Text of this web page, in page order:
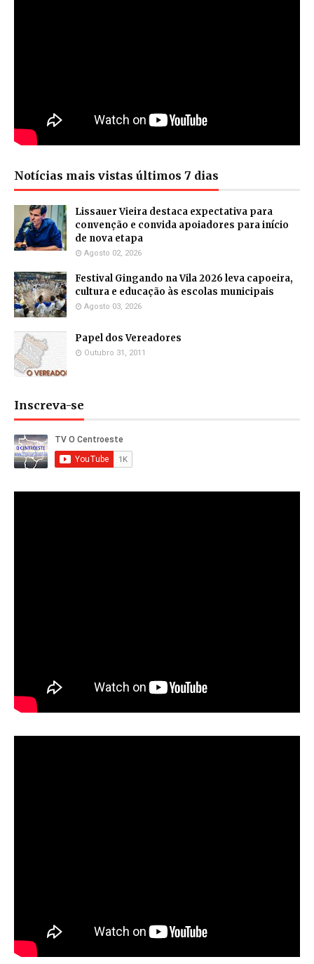
Notícias mais vistas últimos 7 dias
Lissauer Vieira destaca expectativa para
convenção e convida apoiadores para início
de nova etapa
Agosto 02, 2026
Festival Gingando na Vila 2026 leva capoeira,
cultura e educação às escolas municipais
Agosto 03, 2026
Papel dos Vereadores
Outubro 31, 2011
Inscreva-se